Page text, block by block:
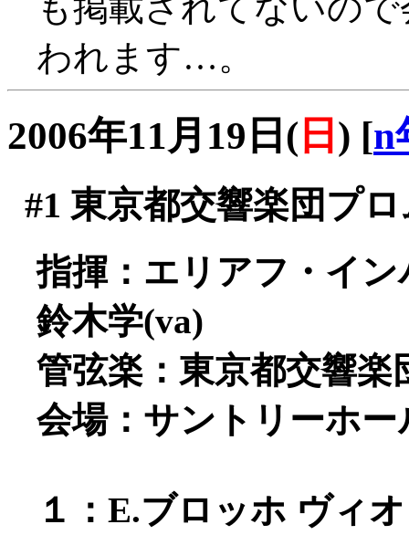
われます…。
2006年11月19日( 日 ) [n
#1 東京都交響楽団プ
指揮：エリアフ・イン
鈴木学(va)
管弦楽：東京都交響楽
会場：サントリーホー
１：E.ブロッホ ヴィ